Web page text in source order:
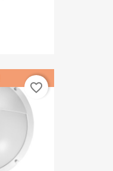
favorite_border